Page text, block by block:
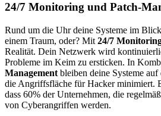
24/7 Monitoring und Patch-
Rund um die Uhr deine Systeme im
einem Traum, oder? Mit 24/7
Realität. Dein Netzwerk wird
Probleme im Keim zu ersticken. In
Management bleiben deine Systeme
die Angriffsfläche für Hacker minimiert.
dass 60% der Unternehmen, die
von Cyberangriffen werden.